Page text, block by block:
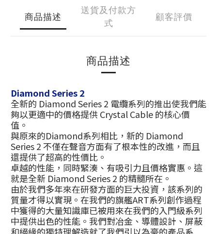
商品描述
送貨及付款方
式
顧客評價
商品描述
Diamond Series 2
全新的 Diamond Series 2 電纜系列的推出使我們能
夠以更適中的價格提供 Crystal Cable 的核心價
值。
與原來的Diamond系列相比，新的 Diamond
Series 2 不僅在聲音方面有了根本性的改進，而且
還提供了超高的性價比。
卓越的性能，同時緊湊、有吸引力且價格實惠。這
就是全新 Diamond Series 2 的精髓所在。
由於我們多年來在研發方面的巨大投資，該系列的
質量才得以實現。在我們的旗艦ART系列創作過程
中獲得的大量知識庫已被用來在我們的入門級系列
中提供出色的性能。我們對冶金、導體設計、屏蔽